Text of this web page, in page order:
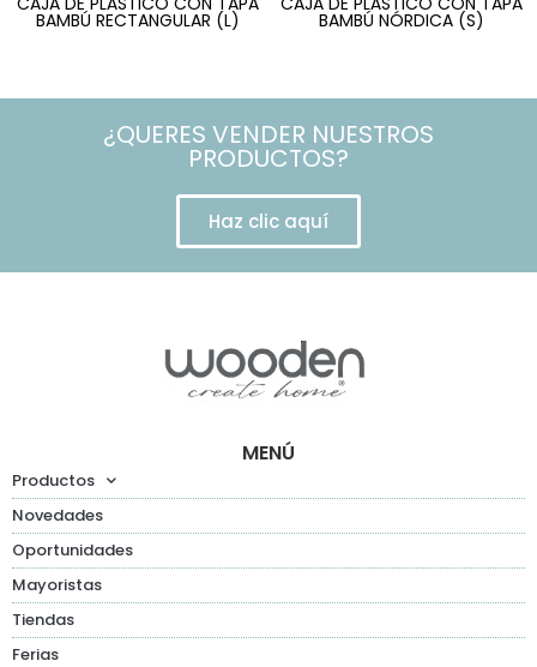
BAMBÚ RECTANGULAR (L) BAMBÚ NÓRDICA (S)
¿QUERES VENDER NUESTROS
PRODUCTOS?
Haz clic aquí
MENÚ
Productos
Novedades
Oportunidades
Mayoristas
Tiendas
Ferias